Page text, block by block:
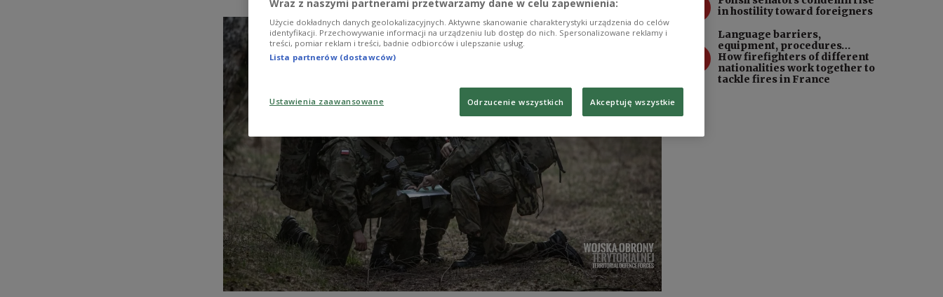
in hostility toward foreigners
Language barriers,
equipment, procedures…
How firefighters of different
nationalities work together to
tackle fires in France
Wraz z naszymi partnerami przetwarzamy dane w celu zapewnienia:
Użycie dokładnych danych geolokalizacyjnych. Aktywne skanowanie charakterystyki urządzenia do celów
identyfikacji. Przechowywanie informacji na urządzeniu lub dostęp do nich. Spersonalizowane reklamy i
treści, pomiar reklam i treści, badnie odbiorców i ulepszanie usług.
Lista partnerów (dostawców)
Ustawienia zaawansowane Odrzucenie wszystkich Akceptuję wszystkie